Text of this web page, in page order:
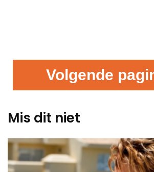
Volgende
Mis dit niet